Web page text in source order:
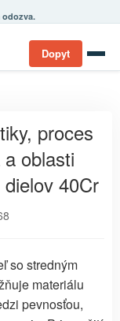
Dopyt
proces
oblasti
40Cr
so stredným
materiálu
pevnosťou,